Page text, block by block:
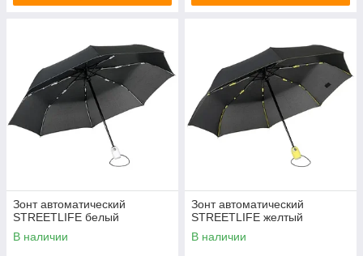
Зонт автоматический
STREETLIFE белый
В наличии
Зонт автоматический
STREETLIFE желтый
В наличии